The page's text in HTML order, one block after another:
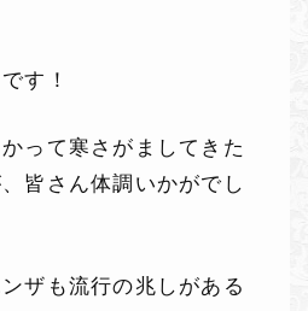
す！
って寒さがましてきた
皆さん体調いかがでし
ザも流行の兆しがある